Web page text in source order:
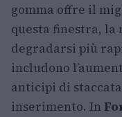
gomma offre il
questa finestra, la
degradarsi più
includono
anticipi di
inserimento. In